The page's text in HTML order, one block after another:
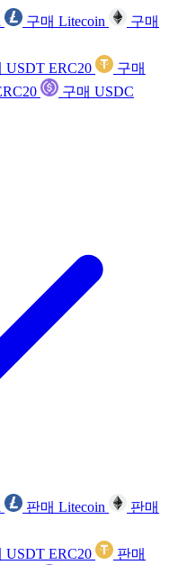
구매 Litecoin
구매
USDT ERC20
구매
구매 USDC
판매 Litecoin
판매
USDT ERC20
판매